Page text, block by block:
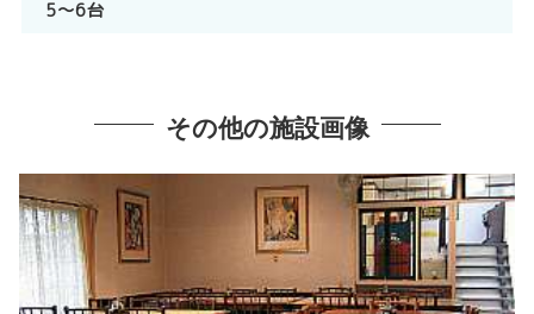
5～6台
その他の施設画像